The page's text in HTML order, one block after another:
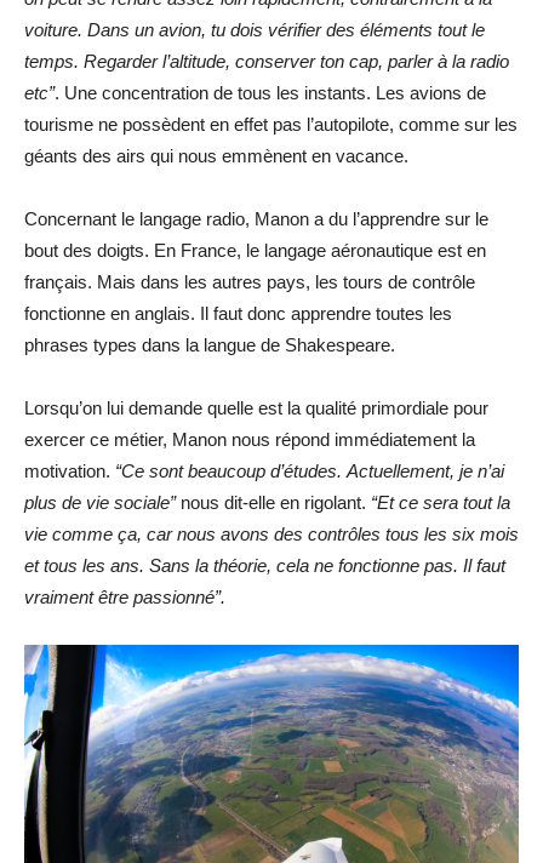
voiture. Dans un avion, tu dois vérifier des éléments tout le
temps. Regarder l’altitude, conserver ton cap, parler à la radio
etc”. Une concentration de tous les instants. Les avions de
tourisme ne possèdent en effet pas l’autopilote, comme sur les
géants des airs qui nous emmènent en vacance.
Concernant le langage radio, Manon a du l’apprendre sur le
bout des doigts. En France, le langage aéronautique est en
français. Mais dans les autres pays, les tours de contrôle
fonctionne en anglais. Il faut donc apprendre toutes les
phrases types dans la langue de Shakespeare.
Lorsqu’on lui demande quelle est la qualité primordiale pour
exercer ce métier, Manon nous répond immédiatement la
motivation. “Ce sont beaucoup d’études. Actuellement, je n’ai
plus de vie sociale”nous dit-elle en rigolant. “Et ce sera tout la
vie comme ça, car nous avons des contrôles tous les six mois
et tous les ans. Sans la théorie, cela ne fonctionne pas. Il faut
vraiment être passionné”.